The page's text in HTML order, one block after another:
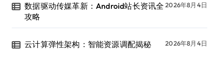
数据驱动传媒革新：Android站长资讯全
攻略
2026年8月4日
云计算弹性架构：智能资源调配揭秘 2026年8月4日